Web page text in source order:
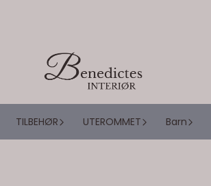
TILBEHØR UTEROMMET Barn